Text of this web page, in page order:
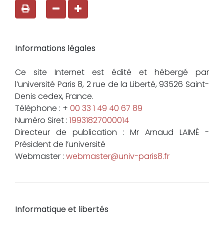
Informations légales
Ce site Internet est édité et hébergé par
l’université Paris 8, 2 rue de la Liberté, 93526 Saint-
Denis cedex, France.
Téléphone : + 00 33 1 49 40 67 89
Numéro Siret : 19931827000014
Directeur de publication : Mr Arnaud LAIMÉ -
Président de l’université
Webmaster : webmaster@univ-paris8.fr
Informatique et libertés